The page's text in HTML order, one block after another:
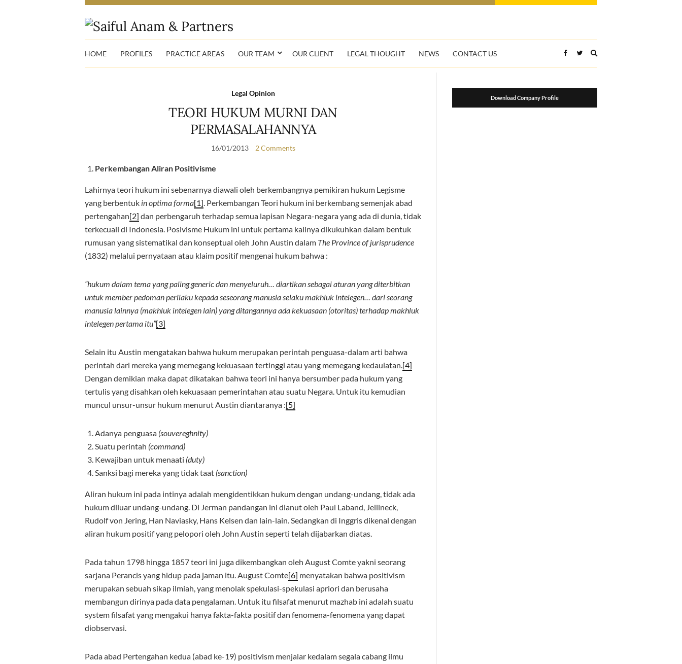
HOME PROFILES PRACTICE AREAS OUR TEAM OUR CLIENT LEGAL THOUGHT NEWS CONTACT US
Legal Opinion
TEORI HUKUM MURNI DAN
PERMASALAHANNYA
16/01/2013 2 Comments
Perkembangan Aliran Positivisme
Lahirnya teori hukum ini sebenarnya diawali oleh berkembangnya pemikiran hukum Legisme
yang berbentuk in optima forma[1]. Perkembangan Teori hukum ini berkembang semenjak abad
pertengahan[2] dan perbengaruh terhadap semua lapisan Negara-negara yang ada di dunia, tidak
terkecuali di Indonesia. Posivisme Hukum ini untuk pertama kalinya dikukuhkan dalam bentuk
rumusan yang sistematikal dan konseptual oleh John Austin dalam The Province of jurisprudence
(1832) melalui pernyataan atau klaim positif mengenai hukum bahwa :
“hukum dalam tema yang paling generic dan menyeluruh… diartikan sebagai aturan yang diterbitkan
untuk member pedoman perilaku kepada seseorang manusia selaku makhluk intelegen… dari seorang
manusia lainnya (makhluk intelegen lain) yang ditangannya ada kekuasaan (otoritas) terhadap makhluk
intelegen pertama itu”[3]
Selain itu Austin mengatakan bahwa hukum merupakan perintah penguasa-dalam arti bahwa
perintah dari mereka yang memegang kekuasaan tertinggi atau yang memegang kedaulatan.[4]
Dengan demikian maka dapat dikatakan bahwa teori ini hanya bersumber pada hukum yang
tertulis yang disahkan oleh kekuasaan pemerintahan atau suatu Negara. Untuk itu kemudian
muncul unsur-unsur hukum menurut Austin diantaranya :[5]
Adanya penguasa (souvereghnity)
Suatu perintah (command)
Kewajiban untuk menaati (duty)
Sanksi bagi mereka yang tidak taat (sanction)
Aliran hukum ini pada intinya adalah mengidentikkan hukum dengan undang-undang, tidak ada
hukum diluar undang-undang. Di Jerman pandangan ini dianut oleh Paul Laband, Jellineck,
Rudolf von Jering, Han Naviasky, Hans Kelsen dan lain-lain. Sedangkan di Inggris dikenal dengan
aliran hukum positif yang pelopori oleh John Austin seperti telah dijabarkan diatas.
Pada tahun 1798 hingga 1857 teori ini juga dikembangkan oleh August Comte yakni seorang
sarjana Perancis yang hidup pada jaman itu. August Comte[6] menyatakan bahwa positivism
merupakan sebuah sikap ilmiah, yang menolak spekulasi-spekulasi apriori dan berusaha
membangun dirinya pada data pengalaman. Untuk itu filsafat menurut mazhab ini adalah suatu
system filsafat yang mengakui hanya fakta-fakta positif dan fenomena-fenomena yang dapat
diobservasi.
Pada abad Pertengahan kedua (abad ke-19) positivism menjalar kedalam segala cabang ilmu
Download Company Profile